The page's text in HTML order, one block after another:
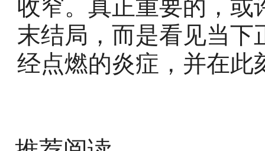
收窄。真正重要的，
末结局，而是看见当
经点燃的炎症，并在此